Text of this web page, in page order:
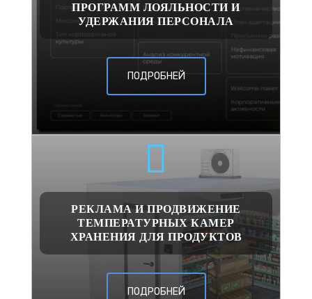
ПРОГРАММ ЛОЯЛЬНОСТИ И
УДЕРЖАНИЯ ПЕРСОНАЛА
ПОДРОБНЕЙ
РЕКЛАМА И ПРОДВИЖЕНИЕ
ТЕМПЕРАТУРНЫХ КАМЕР
ХРАНЕНИЯ ДЛЯ ПРОДУКТОВ
ПОДРОБНЕЙ